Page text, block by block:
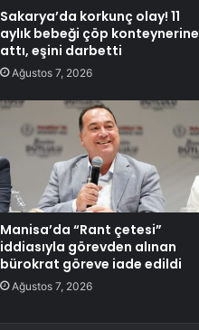
Sakarya’da korkunç olay! 11
aylık bebeği çöp konteynerine
attı, eşini darbetti
Ağustos 7, 2026
Manisa’da “Rant çetesi”
iddiasıyla görevden alınan
bürokrat göreve iade edildi
Ağustos 7, 2026